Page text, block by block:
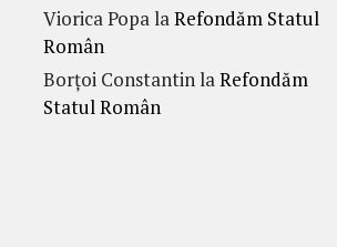
Viorica PopalaRefondăm Statul
Român
Borțoi ConstantinlaRefondăm
Statul Român